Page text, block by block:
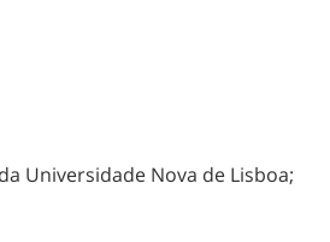
Universidade Nova de Lisboa;